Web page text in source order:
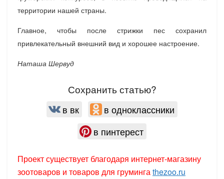
территории нашей страны.
Главное, чтобы после стрижки пес сохранил
привлекательный внешний вид и хорошее настроение.
Наташа Шервуд
Сохранить статью?
в вк
в одноклассники
в пинтерест
Проект существует благодаря интернет-магазину
зоотоваров и товаров для грумингаthezoo.ru